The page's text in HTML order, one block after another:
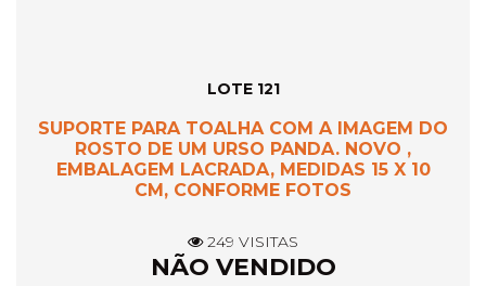
LOTE 121
SUPORTE PARA TOALHA COM A IMAGEM DO
ROSTO DE UM URSO PANDA. NOVO ,
EMBALAGEM LACRADA, MEDIDAS 15 X 10
CM, CONFORME FOTOS
249 VISITAS
NÃO VENDIDO